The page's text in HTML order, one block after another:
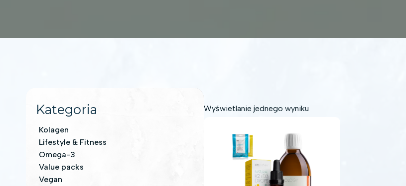
Kategoria
Kolagen
Lifestyle & Fitness
Omega-3
Value packs
Vegan
Wyświetlanie jednego wyniku